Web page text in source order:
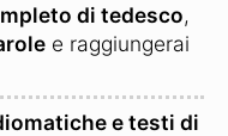
di tedesco,
e raggiungerai
e testi di